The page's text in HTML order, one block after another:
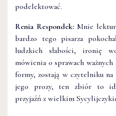
podelektować.
Renia Respondek:Mnie
bardzo tego pisarza
ludzkich słabości, ironię
mówienia o sprawach
formy, zostają w czytelniku na
jego prozy, ten zbiór to
przyjaźń z wielkim